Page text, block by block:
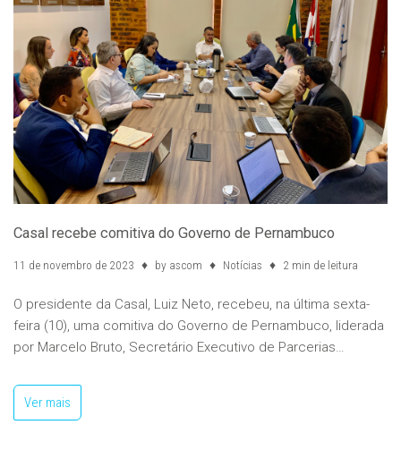
Casal recebe comitiva do Governo de Pernambuco
11 de novembro de 2023 by ascom Notícias 2 min de leitura
O presidente da Casal, Luiz Neto, recebeu, na última sexta-
feira (10), uma comitiva do Governo de Pernambuco, liderada
por Marcelo Bruto, Secretário Executivo de Parcerias…
Ver mais